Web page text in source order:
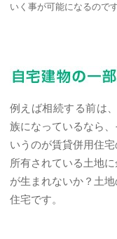
いく事が可能になるので
例えば相続する前は
族になっているなら
いうのが賃貸併用住
所有されている土地
が生まれないか？土
住宅です。